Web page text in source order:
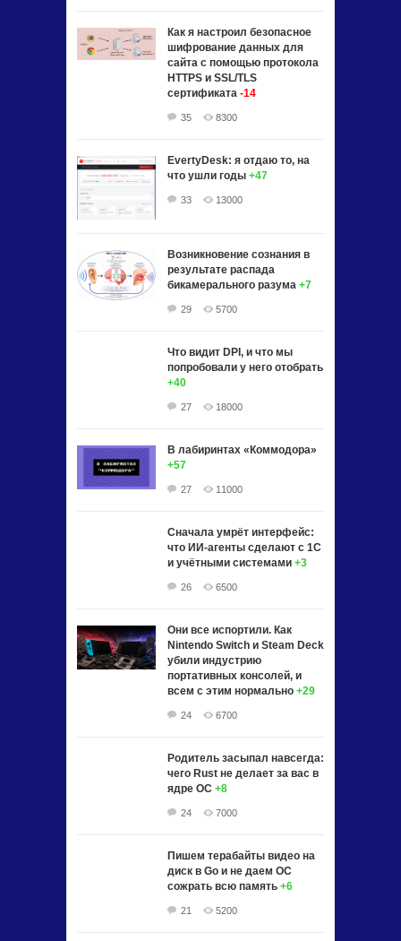
Как я настроил безопасное
шифрование данных для
сайта с помощью протокола
HTTPS и SSL/TLS
сертификата -14
35 8300
EvertyDesk: я отдаю то, на
что ушли годы +47
33 13000
Возникновение сознания в
результате распада
бикамерального разума +7
29 5700
Что видит DPI, и что мы
попробовали у него отобрать
+40
27 18000
В лабиринтах «Коммодора»
+57
27 11000
Сначала умрёт интерфейс:
что ИИ-агенты сделают с 1С
и учётными системами +3
26 6500
Они все испортили. Как
Nintendo Switch и Steam Deck
убили индустрию
портативных консолей, и
всем с этим нормально +29
24 6700
Родитель засыпал навсегда:
чего Rust не делает за вас в
ядре ОС +8
24 7000
Пишем терабайты видео на
диск в Go и не даем ОС
сожрать всю память +6
21 5200